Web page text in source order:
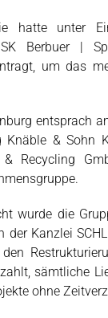
hatte unter
Berbuer |
um das
entsprach
Knäble & Sohn
& Recycling
wurde die
der Kanzlei
sämtliche
ohne